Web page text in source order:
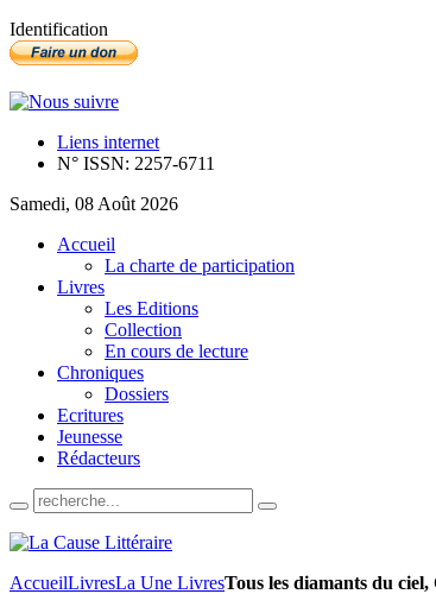
Identification
Liens internet
N° ISSN: 2257-6711
Samedi, 08 Août 2026
Accueil
La charte de participation
Livres
Les Editions
Collection
En cours de lecture
Chroniques
Dossiers
Ecritures
Jeunesse
Rédacteurs
AccueilLivresLa Une LivresTous les diamants du